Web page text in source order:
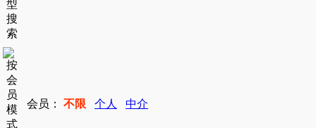
会员： 不限 个人 中介